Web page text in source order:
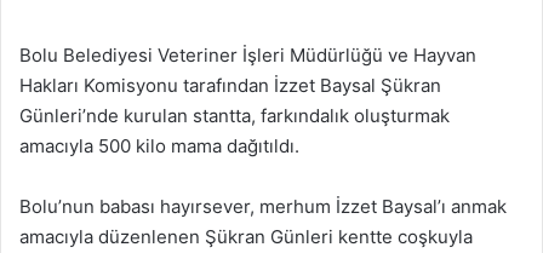
Bolu Belediyesi Veteriner İşleri Müdürlüğü ve Hayvan
Hakları Komisyonu tarafından İzzet Baysal Şükran
Günleri’nde kurulan stantta, farkındalık oluşturmak
amacıyla 500 kilo mama dağıtıldı.
Bolu’nun babası hayırsever, merhum İzzet Baysal’ı anmak
amacıyla düzenlenen Şükran Günleri kentte coşkuyla